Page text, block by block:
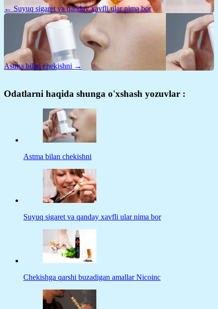
← Suyuq sigaret va qanday xavfli ular nima bor
Astma bilan chekishni →
Odatlarni haqida shunga o'xshash yozuvlar :
Astma bilan chekishni
Suyuq sigaret va qanday xavfli ular nima bor
Chekishga qarshi buzadigan amallar Nicoinc